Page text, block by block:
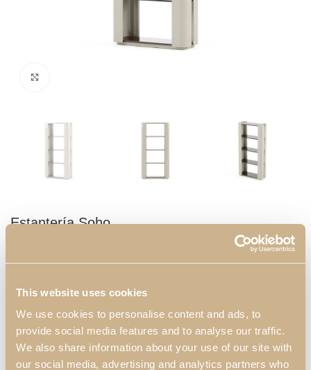
This website uses cookies
We use cookies to personalise content and ads, to
provide social media features and to analyse our traffic.
We also share information about your use of our site with
our social media, advertising and analytics partners who
Estantería Soho
Librería alta de eucalipto con cuatro estantes. Este moderno y
Dimensiones:
1000 mm x 390 mm x 2000 mm
Materiales y Acabados